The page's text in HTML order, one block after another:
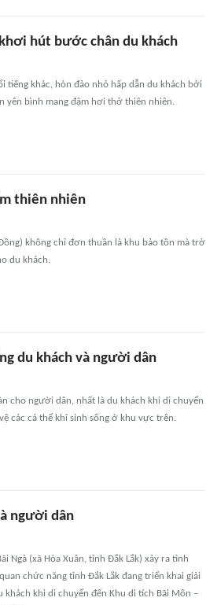
hút bước chân du khách
tiếng khác, hòn đảo nhỏ hấp dẫn du khách bởi
yên bình mang đậm hơi thở thiên nhiên.
thiên nhiên
không chỉ đơn thuần là khu bảo tồn mà trở
du khách.
du khách và người dân
cho người dân, nhất là du khách khi di chuyển
các cá thể khỉ sinh sống ở khu vực trên.
người dân
Ngà (xã Hòa Xuân, tỉnh Đắk Lắk) xảy ra tình
chức năng tỉnh Đắk Lắk đang triển khai giải
khi di chuyển đến Khu di tích Bãi Môn –